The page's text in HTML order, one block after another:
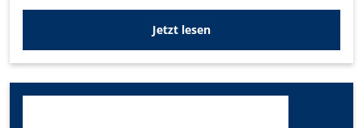
Jetzt lesen